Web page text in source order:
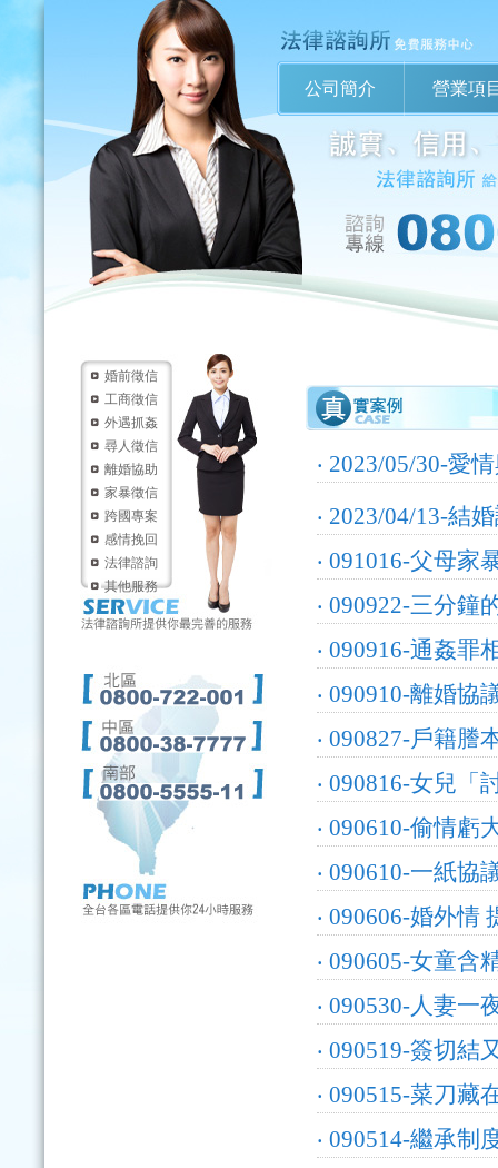
公司簡介 營業項
婚前徵信
工商徵信
外遇抓姦
尋人徵信
離婚協助
家暴徵信
跨國專案
感情挽回
法律諮詢
其他服務
‧ 2023/05/30-愛
‧ 2023/04/13-結
‧ 091016-父母家
‧ 090922-三分鐘
‧ 090916-通姦罪
‧ 090910-離婚協
‧ 090827-戶籍謄
‧ 090816-女兒「
‧ 090610-偷情虧
‧ 090610-一紙協
‧ 090606-婚外情
‧ 090605-女童含
‧ 090530-人妻一
‧ 090519-簽切結
‧ 090515-菜刀藏
‧ 090514-繼承制